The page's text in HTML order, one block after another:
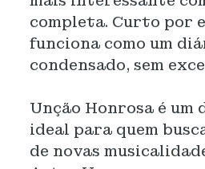
completa. Curto por
funciona como um
condensado, sem
Unção Honrosa é um
ideal para quem
de novas